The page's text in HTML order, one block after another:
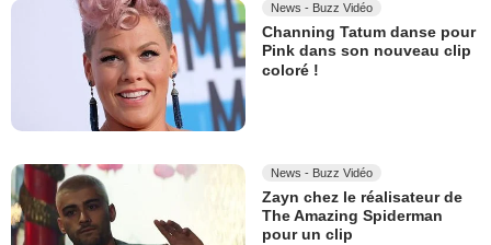
News - Buzz Vidéo
Channing Tatum danse pour
Pink dans son nouveau clip
coloré !
News - Buzz Vidéo
Zayn chez le réalisateur de
The Amazing Spiderman
pour un clip